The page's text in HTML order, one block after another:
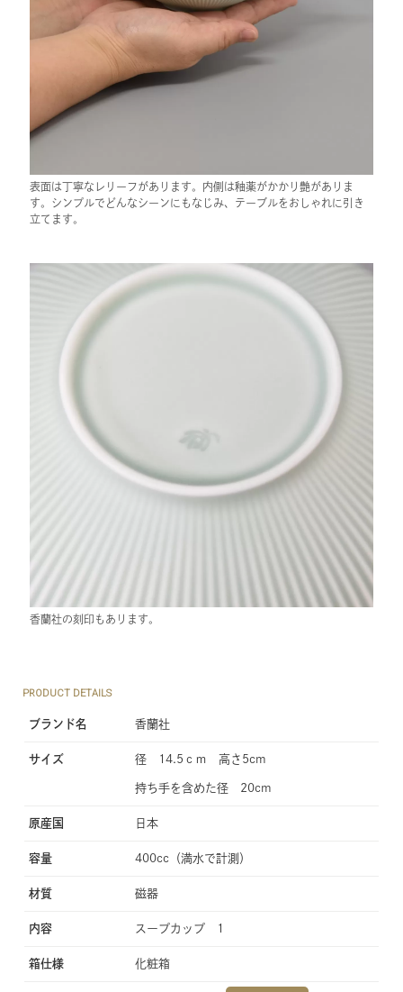
表面は丁寧なレリーフがあります。内側は釉薬がかかり艶がありま
す。シンプルでどんなシーンにもなじみ、テーブルをおしゃれに引き
立てます。
香蘭社の刻印もあります。
PRODUCT DETAILS
ブランド名 香蘭社
サイズ 径 14.5ｃｍ 高さ5cm
持ち手を含めた径 20cm
原産国 日本
容量 400cc（満水で計測）
材質 磁器
内容 スープカップ 1
箱仕様 化粧箱